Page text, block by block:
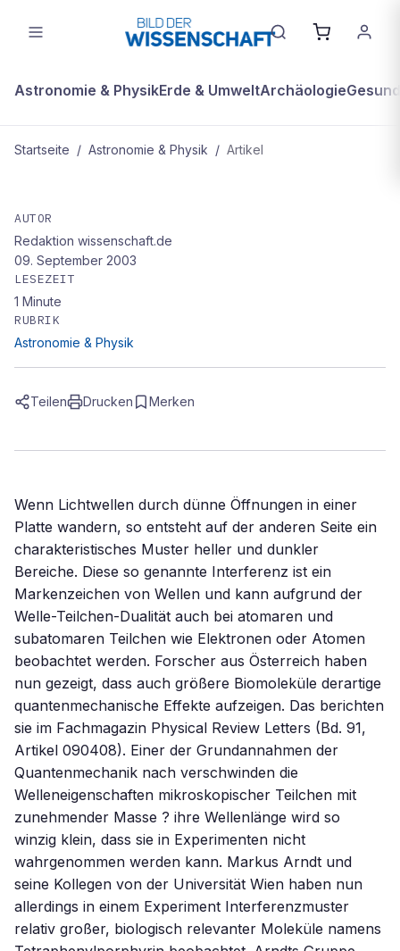
Astronomie & PhysikErde & UmweltArchäologie
Startseite / Astronomie & Physik / Artikel
Auch Biomoleküle können sich wie
Wellen verhalten
AUTOR
Redaktion wissenschaft.de
09. September 2003
LESEZEIT
1 Minute
RUBRIK
Astronomie & Physik
Teilen Drucken Merken
Wenn Lichtwellen durch dünne Öffnungen in einer
Platte wandern, so entsteht auf der anderen Seite ein
charakteristisches Muster heller und dunkler
Bereiche. Diese so genannte Interferenz ist ein
Markenzeichen von Wellen und kann aufgrund der
Welle-Teilchen-Dualität auch bei atomaren und
subatomaren Teilchen wie Elektronen oder Atomen
beobachtet werden. Forscher aus Österreich haben
nun gezeigt, dass auch größere Biomoleküle derartige
quantenmechanische Effekte aufzeigen. Das berichten
sie im Fachmagazin Physical Review Letters (Bd. 91,
Artikel 090408). Einer der Grundannahmen der
Quantenmechanik nach verschwinden die
Welleneigenschaften mikroskopischer Teilchen mit
zunehmender Masse ? ihre Wellenlänge wird so
winzig klein, dass sie in Experimenten nicht
wahrgenommen werden kann. Markus Arndt und
seine Kollegen von der Universität Wien haben nun
allerdings in einem Experiment Interferenzmuster
relativ großer, biologisch relevanter Moleküle namens